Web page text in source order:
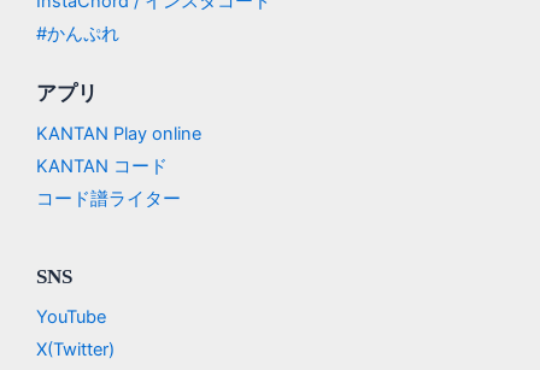
#かんぷれ
アプリ
KANTAN Play online
KANTAN コード
コード譜ライター
SNS
YouTube
X(Twitter)